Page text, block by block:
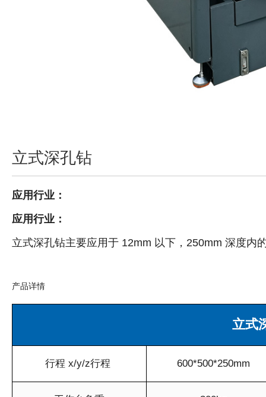
立式深孔钻
应用行业：
应用行业：
立式深孔钻主要应用于 12mm 以下，250mm 深度内
产品详情
立式
行程 x/y/z行程 600*500*250mm